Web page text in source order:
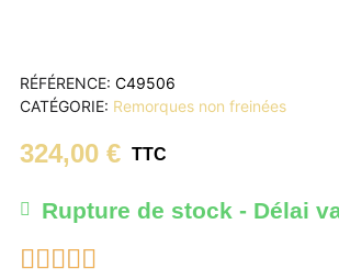
RÉFÉRENCE C49506
CATÉGORIE Remorques non freinées
324,00 € TTC
Rupture de stock - Délai
    